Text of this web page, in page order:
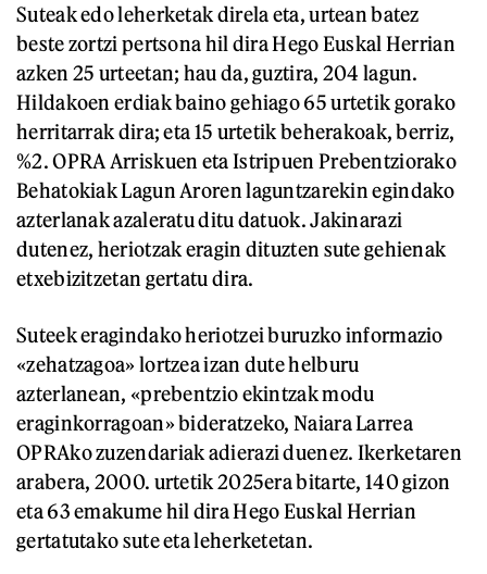
Suteak edo leherketak direla eta, urtean batez
beste zortzi pertsona hil dira Hego Euskal Herrian
azken 25 urteetan; hau da, guztira, 204 lagun.
Hildakoen erdiak baino gehiago 65 urtetik gorako
herritarrak dira; eta 15 urtetik beherakoak, berriz,
%2. OPRA Arriskuen eta Istripuen Prebentziorako
Behatokiak Lagun Aroren laguntzarekin egindako
azterlanak azaleratu ditu datuok. Jakinarazi
dutenez, heriotzak eragin dituzten sute gehienak
etxebizitzetan gertatu dira.
Suteek eragindako heriotzei buruzko informazio
«zehatzagoa» lortzea izan dute helburu
azterlanean, «prebentzio ekintzak modu
eraginkorragoan» bideratzeko, Naiara Larrea
OPRAko zuzendariak adierazi duenez. Ikerketaren
arabera, 2000. urtetik 2025era bitarte, 140 gizon
eta 63 emakume hil dira Hego Euskal Herrian
gertatutako sute eta leherketetan.